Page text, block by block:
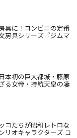
具に！コンビニの定番
房具シリーズ『ジムマ
本初の巨大都城・藤原
る女帝・持統天皇の凄
コたちが昭和レトロな
リオキャラクターズ コ